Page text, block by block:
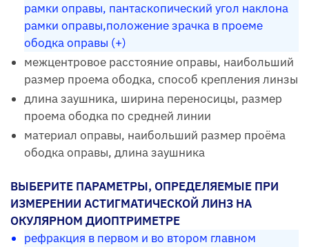
рамки оправы, пантаскопический угол наклона
рамки оправы,положение зрачка в проеме
ободка оправы (+)
межцентровое расстояние оправы, наибольший
размер проема ободка, способ крепления линзы
длина заушника, ширина переносицы, размер
проема ободка по средней линии
материал оправы, наибольший размер проёма
ободка оправы, длина заушника
ВЫБЕРИТЕ ПАРАМЕТРЫ, ОПРЕДЕЛЯЕМЫЕ ПРИ
ИЗМЕРЕНИИ АСТИГМАТИЧЕСКОЙ ЛИНЗ НА
ОКУЛЯРНОМ ДИОПТРИМЕТРЕ
рефракция в первом и во втором главном